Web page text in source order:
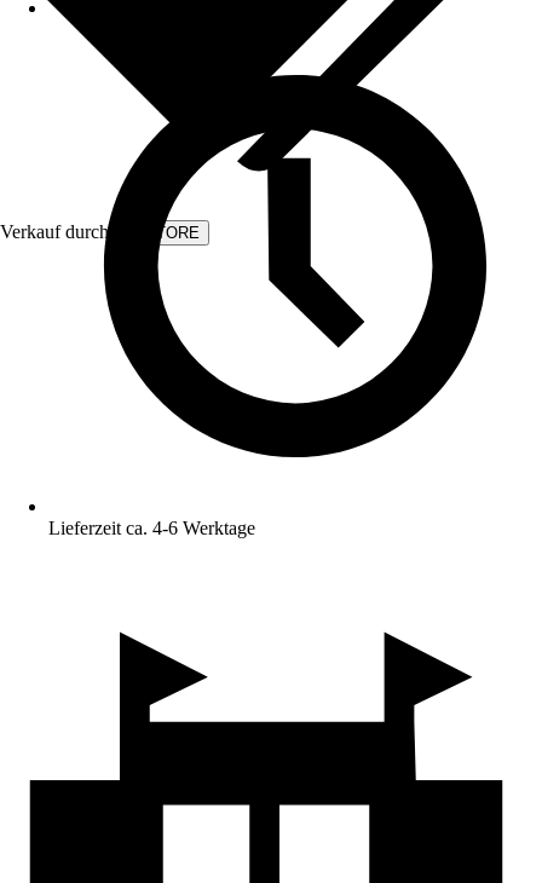
Verkauf durch: KVSTORE
Lieferzeit ca. 4-6 Werktage